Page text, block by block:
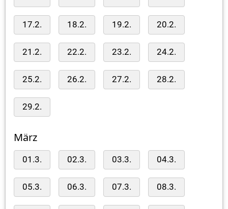
17.2. 18.2. 19.2. 20.2.
21.2. 22.2. 23.2. 24.2.
25.2. 26.2. 27.2. 28.2.
29.2.
März
01.3. 02.3. 03.3. 04.3.
05.3. 06.3. 07.3. 08.3.